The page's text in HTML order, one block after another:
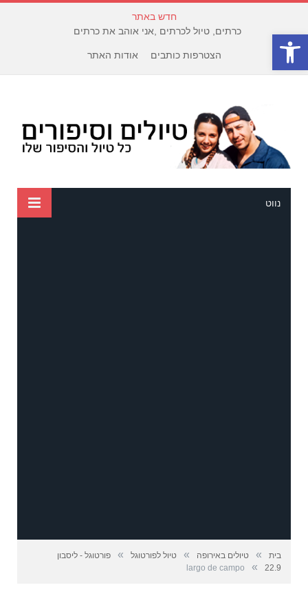
פתח סרגל נגישות
חדש באתר
כרתים, טיול לכרתים ,אני אוהב את כרתים
הצטרפות כותבים אודות האתר
נווט
בית » טיולים באירופה » טיול לפורטוגל »
פורטוגל - ליסבון
22.9
»
largo de campo